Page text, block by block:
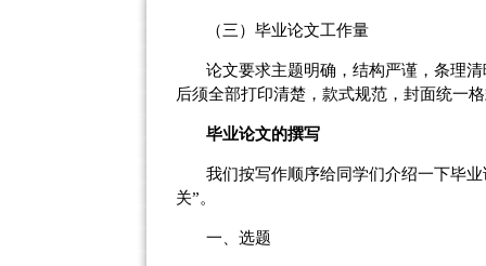
（三）毕业论文工作量
论文要求主题明确，结构严谨，条理
后须全部打印清楚，款式规范，封面统一
毕业论文的撰写
我们按写作顺序给同学们介绍一下毕
关”。
一、选题